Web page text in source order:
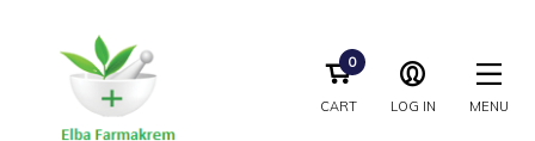
CART
0
LOG IN MENU